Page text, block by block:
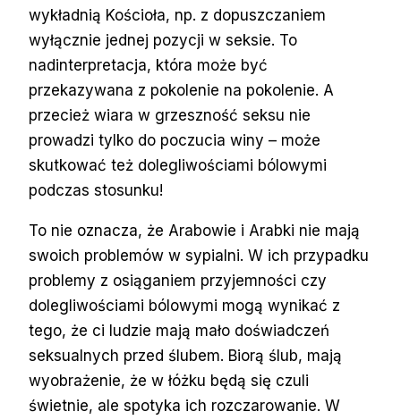
wykładnią Kościoła, np. z dopuszczaniem
wyłącznie jednej pozycji w seksie. To
nadinterpretacja, która może być
przekazywana z pokolenie na pokolenie. A
przecież wiara w grzeszność seksu nie
prowadzi tylko do poczucia winy – może
skutkować też dolegliwościami bólowymi
podczas stosunku!
To nie oznacza, że Arabowie i Arabki nie mają
swoich problemów w sypialni. W ich przypadku
problemy z osiąganiem przyjemności czy
dolegliwościami bólowymi mogą wynikać z
tego, że ci ludzie mają mało doświadczeń
seksualnych przed ślubem. Biorą ślub, mają
wyobrażenie, że w łóżku będą się czuli
świetnie, ale spotyka ich rozczarowanie. W